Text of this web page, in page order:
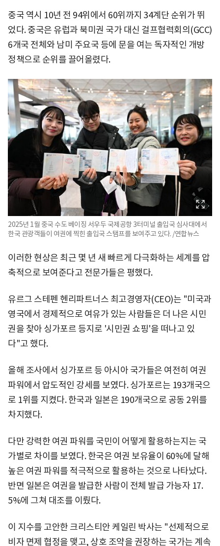
중국 역시 10년 전 94위에서 60위까지 34계단 순위가 뛰
었다. 중국은 유럽과 북미권 국가 대신 걸프협력회의(GCC)
6개국 전체와 남미 주요국 등에 문을 여는 독자적인 개방
정책으로 순위를 끌어올렸다.
2025년 1월 중국 수도 베이징 서우두 국제공항 3터미널 출입국 심사대에서
한국 관광객들이 여권에 찍힌 출입국 스탬프를 보여주고 있다. /연합뉴스
이러한 현상은 최근 몇 년 새 빠르게 다극화하는 세계를 압
축적으로 보여준다고 전문가들은 평했다.
유르그 스테펜 헨리파트너스 최고경영자(CEO)는 "미국과
영국에서 경제적으로 여유가 있는 사람들은 더 나은 시민
권을 찾아 싱가포르 등지로 '시민권 쇼핑'을 떠나고 있
다"고 했다.
올해 조사에서 싱가포르 등 아시아 국가들은 여전히 여권
파워에서 압도적인 강세를 보였다. 싱가포르는 193개국으
로 1위를 지켰다. 한국과 일본은 190개국으로 공동 2위를
차지했다.
다만 강력한 여권 파워를 국민이 어떻게 활용하는지는 국
가별로 차이를 보였다. 한국은 여권 보유율이 60%에 달해
높은 여권 파워를 적극적으로 활용하는 것으로 나타났다.
반면 일본은 여권을 발급한 사람이 전체 발급 가능자 17.
5%에 그쳐 대조를 이뤘다.
이 지수를 고안한 크리스티안 케일린 박사는 "선제적으로
비자 면제 협정을 맺고, 상호 조약을 권장하는 국가는 계속